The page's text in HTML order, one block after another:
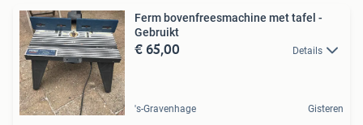
Ferm bovenfreesmachine met tafel -
Gebruikt
€ 65,00 Details
's-Gravenhage Gisteren